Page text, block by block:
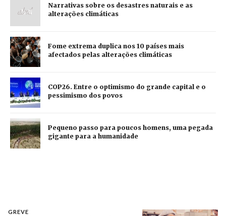
Narrativas sobre os desastres naturais e as
alterações climáticas
Fome extrema duplica nos 10 países mais
afectados pelas alterações climáticas
COP26. Entre o optimismo do grande capital e o
pessimismo dos povos
Pequeno passo para poucos homens, uma pegada
gigante para a humanidade
GREVE